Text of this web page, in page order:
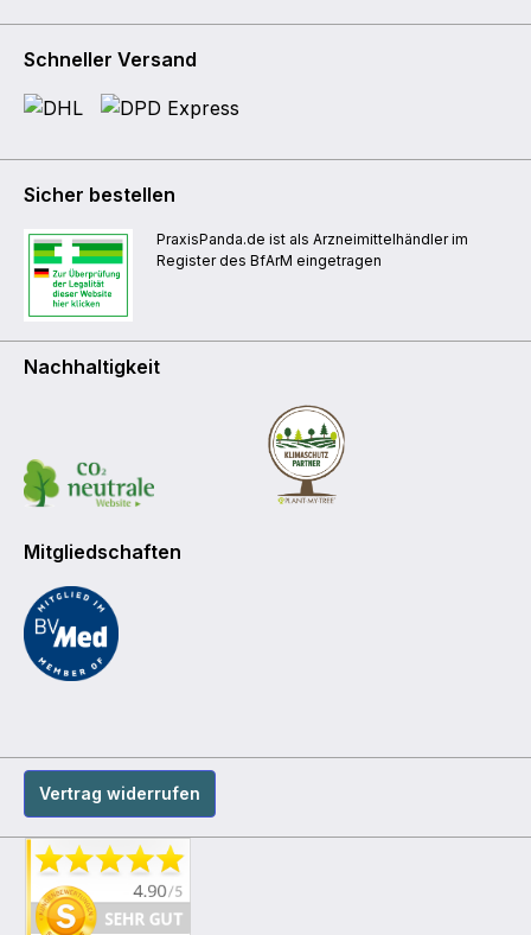
Schneller Versand
Sicher bestellen
PraxisPanda.de ist als Arzneimittelhändler im
Register des BfArM eingetragen
Nachhaltigkeit
Mitgliedschaften
Vertrag widerrufen